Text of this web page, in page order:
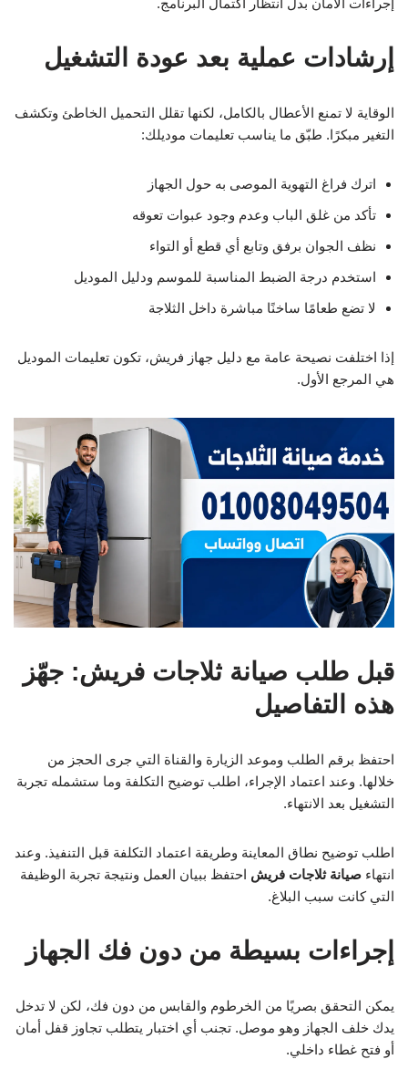
إجراءات الأمان بدل انتظار اكتمال البرنامج.
إرشادات عملية بعد عودة التشغيل
الوقاية لا تمنع الأعطال بالكامل، لكنها تقلل التحميل الخاطئ وتكشف
التغير مبكرًا. طبّق ما يناسب تعليمات موديلك:
اترك فراغ التهوية الموصى به حول الجهاز
تأكد من غلق الباب وعدم وجود عبوات تعوقه
نظف الجوان برفق وتابع أي قطع أو التواء
استخدم درجة الضبط المناسبة للموسم ودليل الموديل
لا تضع طعامًا ساخنًا مباشرة داخل الثلاجة
إذا اختلفت نصيحة عامة مع دليل جهاز فريش، تكون تعليمات الموديل
هي المرجع الأول.
قبل طلب صيانة ثلاجات فريش: جهّز
هذه التفاصيل
احتفظ برقم الطلب وموعد الزيارة والقناة التي جرى الحجز من
خلالها. وعند اعتماد الإجراء، اطلب توضيح التكلفة وما ستشمله تجربة
التشغيل بعد الانتهاء.
اطلب توضيح نطاق المعاينة وطريقة اعتماد التكلفة قبل التنفيذ. وعند
انتهاء صيانة ثلاجات فريش احتفظ ببيان العمل ونتيجة تجربة الوظيفة
التي كانت سبب البلاغ.
إجراءات بسيطة من دون فك الجهاز
يمكن التحقق بصريًا من الخرطوم والقابس من دون فك، لكن لا تدخل
يدك خلف الجهاز وهو موصل. تجنب أي اختبار يتطلب تجاوز قفل أمان
أو فتح غطاء داخلي.